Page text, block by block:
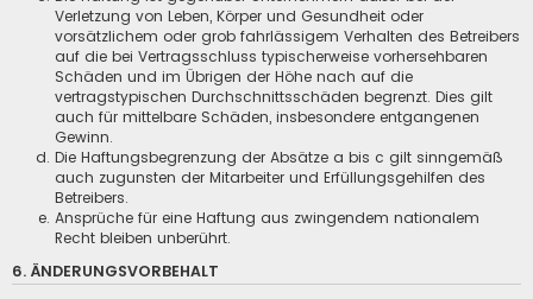
Verletzung von Leben, Körper und Gesundheit oder
vorsätzlichem oder grob fahrlässigem Verhalten des Betreibers
auf die bei Vertragsschluss typischerweise vorhersehbaren
Schäden und im Übrigen der Höhe nach auf die
vertragstypischen Durchschnittsschäden begrenzt. Dies gilt
auch für mittelbare Schäden, insbesondere entgangenen
Gewinn.
Die Haftungsbegrenzung der Absätze a bis c gilt sinngemäß
auch zugunsten der Mitarbeiter und Erfüllungsgehilfen des
Betreibers.
Ansprüche für eine Haftung aus zwingendem nationalem
Recht bleiben unberührt.
6. ÄNDERUNGSVORBEHALT